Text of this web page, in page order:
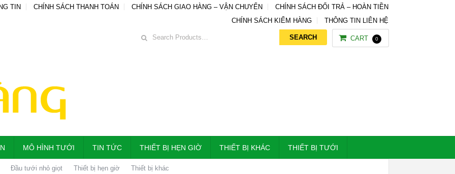
TIN CHÍNH SÁCH THANH TOÁN CHÍNH SÁCH GIAO HÀNG – VẬN CHUYỂN
CHÍNH SÁCH ĐỔI TRẢ – HOÀN TIỀN
CHÍNH SÁCH KIỂM HÀNG
THÔNG TIN LIÊN HỆ
CART 0
MÔ HÌNH TƯỚI TIN TỨC THIẾT BỊ HẸN GIỜ THIẾT BỊ KHÁC THIẾT BỊ TƯỚI
Đầu tưới nhỏ giọt Thiết bị hẹn giờ Thiết bị khác